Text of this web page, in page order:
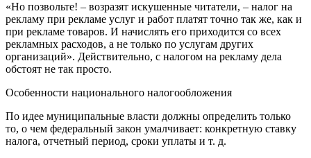
«Но позвольте! – возразят искушенные читатели, – налог на
рекламу при рекламе услуг и работ платят точно так же, как и
при рекламе товаров. И начислять его приходится со всех
рекламных расходов, а не только по услугам других
организаций». Действительно, с налогом на рекламу дела
обстоят не так просто.
Особенности национального налогообложения
По идее муниципальные власти должны определить только
то, о чем федеральный закон умалчивает: конкретную ставку
налога, отчетный период, сроки уплаты и т. д.